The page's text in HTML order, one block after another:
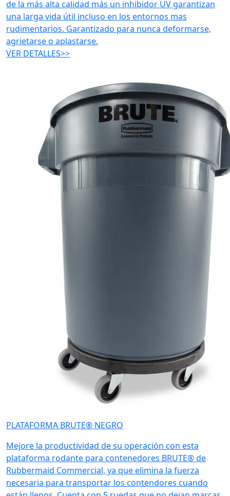
de la más alta calidad más un inhibidor UV garantizan
una larga vida útil incluso en los entornos mas
rudimentarios. Garantizado para nunca deformarse,
agrietarse o aplastarse.
VER DETALLES>>
PLATAFORMA BRUTE® NEGRO
Mejore la productividad de su operación con esta
plataforma rodante para contenedores BRUTE® de
Rubbermaid Commercial, ya que elimina la fuerza
necesaria para transportar los contendores cuando